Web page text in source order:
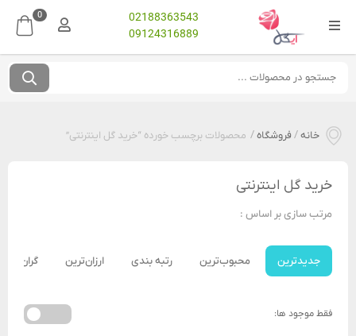
02188363543
09124316889
0
خانه/فروشگاه/ محصولات برچسب خورده “خرید گل اینترنتی”
خرید گل اینترنتی
مرتب سازی بر اساس :
جدیدترین محبوب‌ترین رتبه بندی ارزان‌ترین گران‌ترین
فقط موجود ها: